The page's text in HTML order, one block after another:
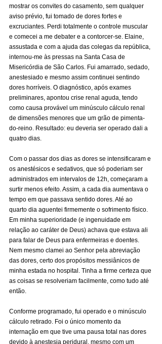
mostrar os convites do casamento, sem qualquer
aviso prévio, fui tomado de dores fortes e
excruciantes. Perdi totalmente o controle muscular
e comecei a me debater e a contorcer-se. Elaine,
assustada e com a ajuda das colegas da república,
internou-me às pressas na Santa Casa de
Misericórdia de São Carlos. Fui amarrado, sedado,
anestesiado e mesmo assim continuei sentindo
dores horríveis. O diagnóstico, após exames
preliminares, apontou crise renal aguda, tendo
como causa provável um minúsculo cálculo renal
de dimensões menores que um grão de pimenta-
do-reino. Resultado: eu deveria ser operado dali a
quatro dias.
Com o passar dos dias as dores se intensificaram e
os anestésicos e sedativos, que só poderiam ser
administrados em intervalos de 12h, começaram a
surtir menos efeito. Assim, a cada dia aumentava o
tempo em que passava sentido dores. Até ao
quarto dia aguentei firmemente o sofrimento físico.
Em minha superioridade (e ingenuidade em
relação ao caráter de Deus) achava que estava ali
para falar de Deus para enfermeiras e doentes.
Nem mesmo clamei ao Senhor pela abreviação
das dores, certo dos propósitos messiânicos de
minha estada no hospital. Tinha a firme certeza que
as coisas se resolveriam facilmente, como tudo até
então.
Conforme programado, fui operado e o minúsculo
cálculo retirado. Foi o único momento da
internação em que tive uma pausa total nas dores
devido à anestesia peridural, mesmo com um